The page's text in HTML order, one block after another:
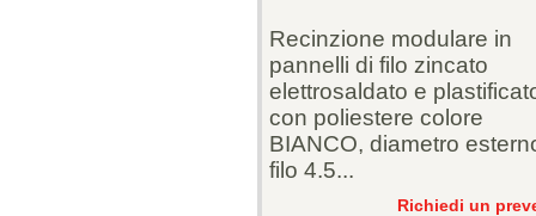
Recinzione modulare in
pannelli di filo zincato
elettrosaldato e
con poliestere colore
BIANCO, diametro
filo 4.5...
Richiedi un